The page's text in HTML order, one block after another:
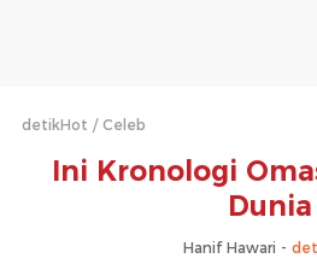
detikHot Celeb
Ini Kronologi
Dunia
Hanif Hawari -